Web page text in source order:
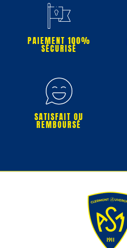
PAIEMENT 100%
SÉCURISÉ
SATISFAIT OU
REMBOURSÉ